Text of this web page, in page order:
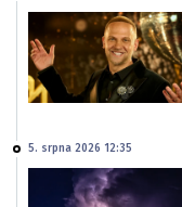
5. srpna 2026 12:35